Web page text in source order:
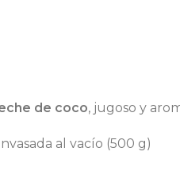
de coco, jugoso y
al vacío (500 g)